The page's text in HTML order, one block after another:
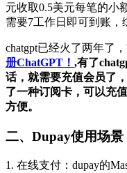
元收取0.5美元每笔的小
需要7工作日即可到账，
chatgpt已经火了两年了
册ChatGPT！ ,有了
话，就需要充值会员了
了一种订阅卡，可以充
方便。
二、Dupay使用场景
1. 在线支付：dupay的